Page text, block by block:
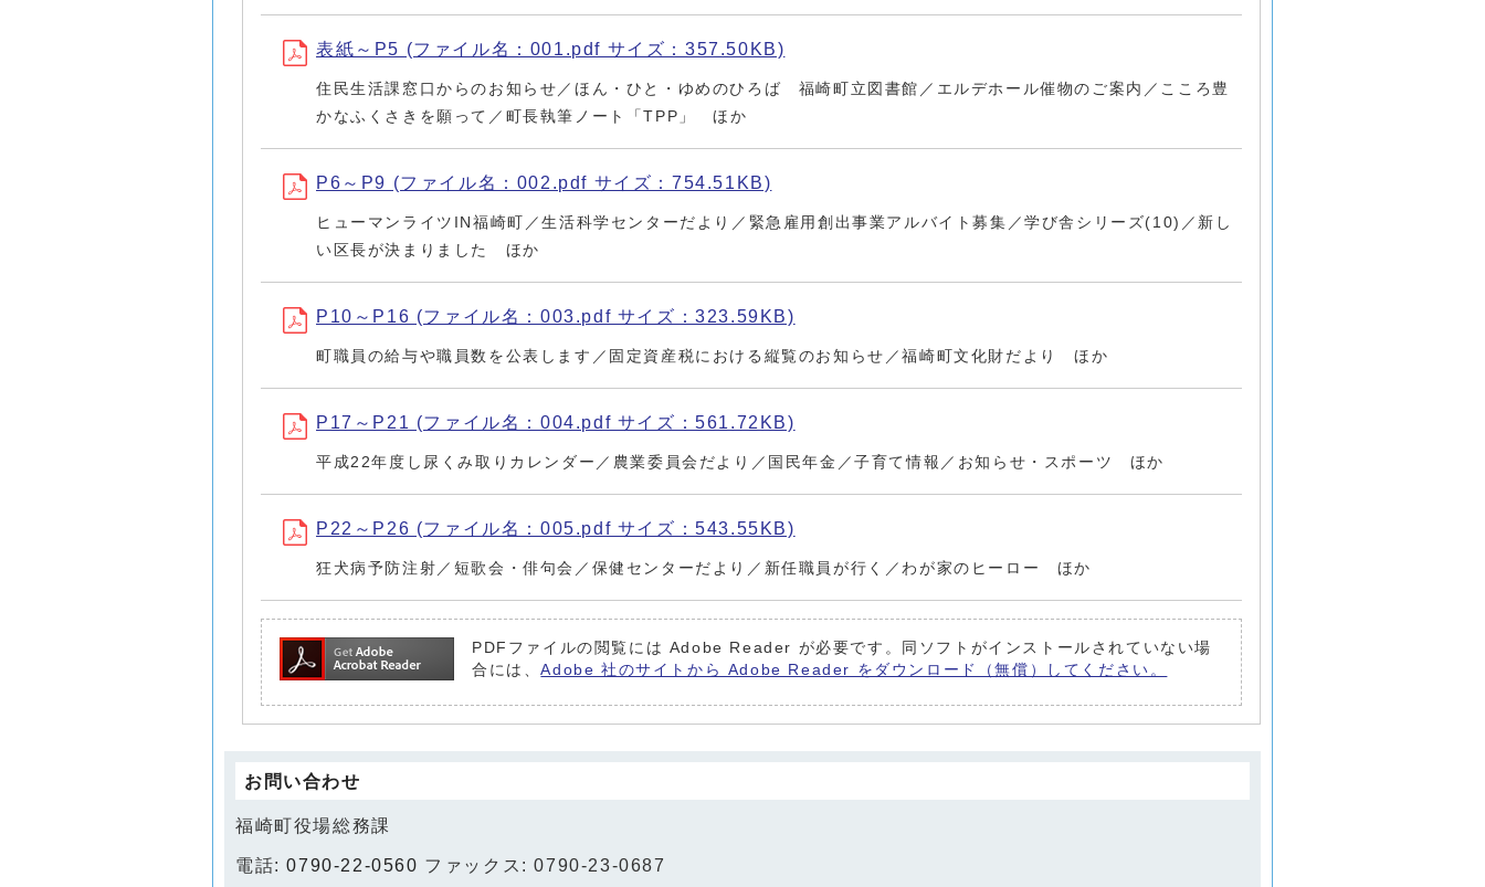
表紙～P5 (ファイル名：001.pdf サイズ：357.50KB)
住民生活課窓口からのお知らせ／ほん・ひと・ゆめのひろば 福崎町立図書館／エルデホール催物のご案内／こころ豊
かなふくさきを願って／町長執筆ノート「TPP」 ほか
P6～P9 (ファイル名：002.pdf サイズ：754.51KB)
ヒューマンライツIN福崎町／生活科学センターだより／緊急雇用創出事業アルバイト募集／学び舎シリーズ(10)／新し
い区長が決まりました ほか
P10～P16 (ファイル名：003.pdf サイズ：323.59KB)
町職員の給与や職員数を公表します／固定資産税における縦覧のお知らせ／福崎町文化財だより ほか
P17～P21 (ファイル名：004.pdf サイズ：561.72KB)
平成22年度し尿くみ取りカレンダー／農業委員会だより／国民年金／子育て情報／お知らせ・スポーツ ほか
P22～P26 (ファイル名：005.pdf サイズ：543.55KB)
狂犬病予防注射／短歌会・俳句会／保健センターだより／新任職員が行く／わが家のヒーロー ほか
PDFファイルの閲覧には Adobe Reader が必要です。同ソフトがインストールされていない場
合には、Adobe 社のサイトから Adobe Reader をダウンロード（無償）してください。
お問い合わせ
福崎町役場総務課
電話:0790-22-0560 ファックス: 0790-23-0687